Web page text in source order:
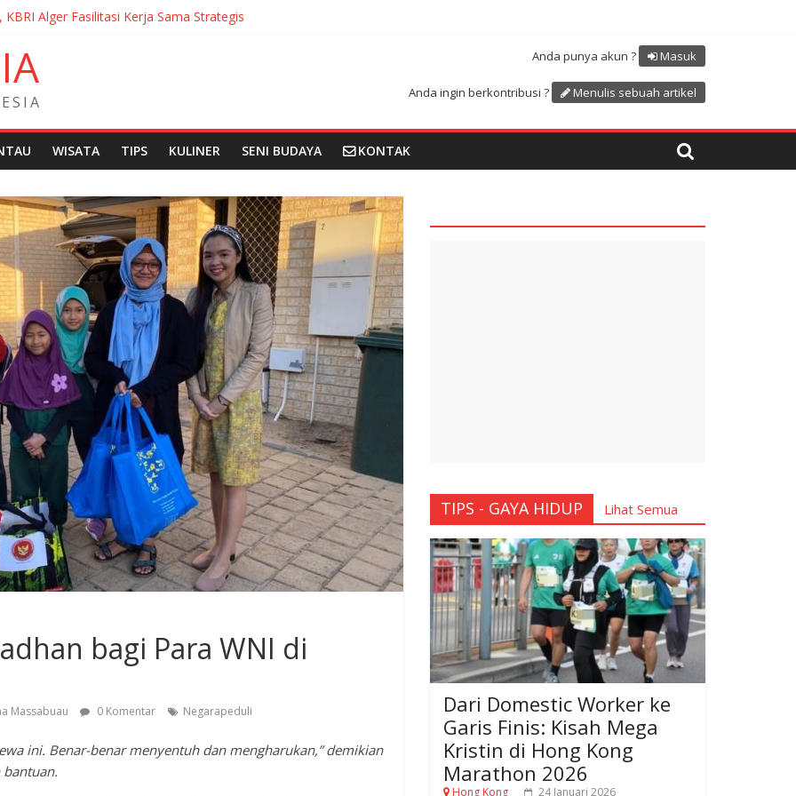
Alger Fasilitasi Kerja Sama Strategis
Merah Putih sepanjang 50 Meter di Brick Hill Hong Kong untuk menyambut HUT RI ke 81
Film Festival 2026 Montréal Kanada
Indonesia kepada Komunitas Paroki di Angola
IA
ES I A
Anda punya akun ? Masuk
Anda ingin berkontribusi ? Menulis sebuah artikel
WISATA TIPS KULINER SENI BUDAYA KONTAK
bagi Para WNI di
Massabuau 0 Komentar Negarapeduli
ini. Benar-benar menyentuh dan mengharukan,” demikian
TIPS - GAYA HIDUP Lihat Semua
Dari Domestic Worker ke
Garis Finis: Kisah Mega
Kristin di Hong Kong
Marathon 2026
Hong Kong
24 Januari 2026